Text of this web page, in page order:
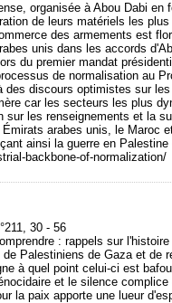
organisée à Abou Dabi en
de leurs matériels les
des armements est
unis dans les accords
du premier mandat
de normalisation au
discours optimistes sur
car les secteurs les plus
les renseignements et la
arabes unis, le Maroc
ainsi la guerre en
backbone-of-normalization/
30 - 56
: rappels sur
Palestiniens de Gaza et de
à quel point celui-ci est
et le silence
la paix apporte une lueur